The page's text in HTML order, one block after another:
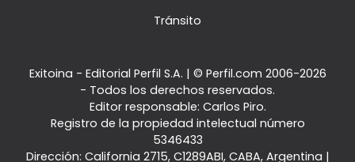
Tránsito
Exitoina - Editorial Perfil S.A. | © Perfil.com 2006-2026
- Todos los derechos reservados.
Editor responsable: Carlos Piro.
Registro de la propiedad intelectual número
5346433
Dirección: California 2715, C1289ABI, CABA, Argentina |